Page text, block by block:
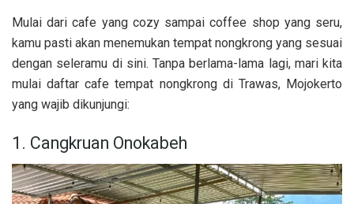
Mulai dari cafe yang cozy sampai coffee shop yang seru,
kamu pasti akan menemukan tempat nongkrong yang sesuai
dengan seleramu di sini. Tanpa berlama-lama lagi, mari kita
mulai daftar cafe tempat nongkrong di Trawas, Mojokerto
yang wajib dikunjungi:
1. Cangkruan Onokabeh